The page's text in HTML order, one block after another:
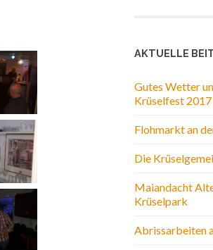
AKTUELLE
Gutes Wetter
Krüselfest 2017
Flohmarkt an
Die
Maiandacht
Krüselpark
Abrissarbeiten